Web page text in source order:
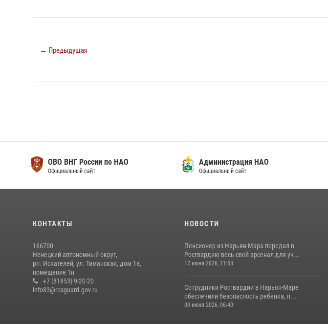
← Предыдущая
ОВО ВНГ России по НАО
Официальный сайт
Администрация НАО
Официальный сайт
КОНТАКТЫ
166700
Ненецкий автономный округ,
рп. Искателей, ул. Тиманская, дом 1а,
помещение 1н
+7 (81853) 9-20-20
info83@rosguard.gov.ru
НОВОСТИ
Пенсионер из Нарьян-Мара передал в
Росгвардию весь свой арсенал для уч...
17 июня 2026, 11:53
Сотрудники Росгвардии в Нарьян-Маре
обеспечили безопасность ребенка, п...
09 июня 2026, 06:40